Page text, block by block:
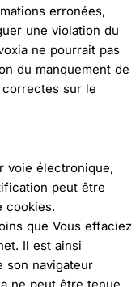
erronées,
une violation du
ne pourrait pas
du manquement de
correctes sur le
voie électronique,
peut être
cookies.
que Vous effaciez
Il est ainsi
son navigateur